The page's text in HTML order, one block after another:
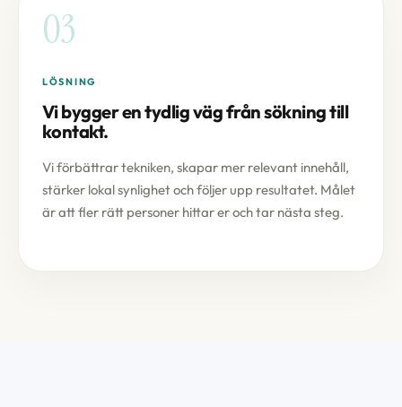
03
LÖSNING
Vi bygger en tydlig väg från sökning till
kontakt.
Vi förbättrar tekniken, skapar mer relevant innehåll,
stärker lokal synlighet och följer upp resultatet. Målet
är att fler rätt personer hittar er och tar nästa steg.